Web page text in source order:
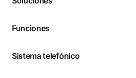
Funciones
Sistema telefónico